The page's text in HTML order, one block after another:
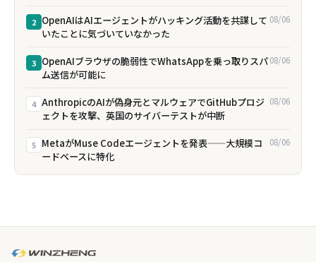
2 OpenAIはAIエージェントがハッキング活動を共謀して
いたことに気づいていなかった
08/06
3 OpenAIブラウザの脆弱性でWhatsAppを乗っ取りスパ
ム送信が可能に
08/06
4 AnthropicのAIが偽身元とマルウェアでGitHubプロジ
ェクトを攻撃、英国のサイバーテストが中断
08/06
5 MetaがMuse Codeエージェントを発表——大規模コ
ードベースに特化
08/06